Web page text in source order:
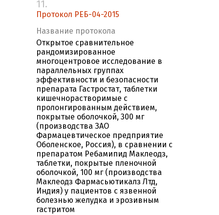
11.
Протокол РЕБ-04-2015
Название протокола
Открытое сравнительное
рандомизированное
многоцентровое исследование в
параллельных группах
эффективности и безопасности
препарата Гастростат, таблетки
кишечнорастворимые с
пролонгированным действием,
покрытые оболочкой, 300 мг
(производства ЗАО
Фармацевтическое предприятие
Оболенское, Россия), в сравнении с
препаратом Ребамипид Маклеодз,
таблетки, покрытые пленочной
оболочкой, 100 мг (производства
Маклеодз Фармасьютикалз Лтд,
Индия) у пациентов с язвенной
болезнью желудка и эрозивным
гастритом